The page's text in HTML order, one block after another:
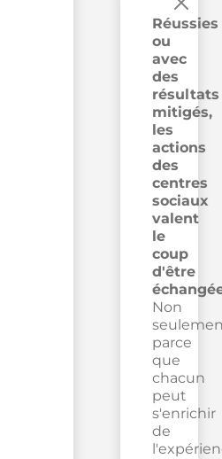
Réussies
ou
avec
des
résultats
mitigés,
les
actions
des
centres
sociaux
valent
le
coup
d'être
Non
parce
que
chacun
peut
s'enrichir
de
×